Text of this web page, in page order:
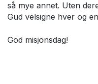
så mye annet. Uten
Gud velsigne hver og
God misjonsdag!